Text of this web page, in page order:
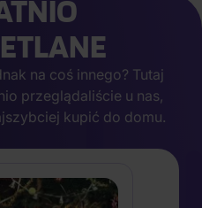
na coś innego? Tutaj
przeglądaliście u nas,
kupić do domu.